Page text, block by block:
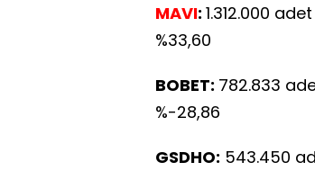
MAVI: 1.312.000
%33,60
BOBET: 782.833
%-28,86
GSDHO: 543.450